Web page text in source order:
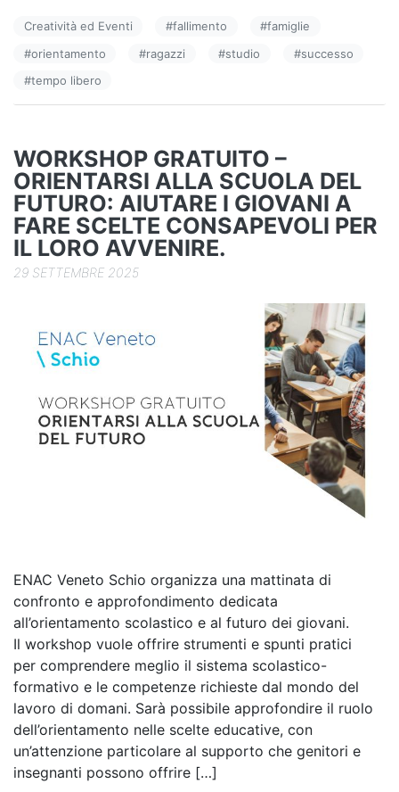
b
o
o
dI
vi
di
Creatività ed Eventi #fallimento #famiglie
#orientamento #ragazzi #studio #successo
#tempo libero
WORKSHOP GRATUITO –
ORIENTARSI ALLA SCUOLA DEL
FUTURO: AIUTARE I GIOVANI A
FARE SCELTE CONSAPEVOLI PER
IL LORO AVVENIRE.
29 SETTEMBRE 2025
ENAC Veneto Schio organizza una mattinata di
confronto e approfondimento dedicata
all’orientamento scolastico e al futuro dei giovani.
Il workshop vuole offrire strumenti e spunti pratici
per comprendere meglio il sistema scolastico-
formativo e le competenze richieste dal mondo del
lavoro di domani. Sarà possibile approfondire il ruolo
dell’orientamento nelle scelte educative, con
un’attenzione particolare al supporto che genitori e
insegnanti possono offrire […]